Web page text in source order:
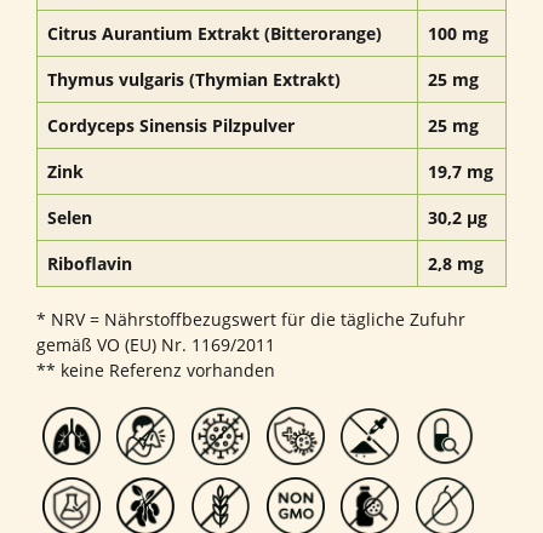
Citrus Aurantium Extrakt (Bitterorange)
100 mg
Thymus vulgaris (Thymian Extrakt)
25 mg
Cordyceps Sinensis Pilzpulver
25 mg
Zink
19,7 mg
Selen
30,2 µg
Riboflavin
2,8 mg
* NRV = Nährstoffbezugswert für die tägliche Zufuhr
gemäß VO (EU) Nr. 1169/2011
** keine Referenz vorhanden